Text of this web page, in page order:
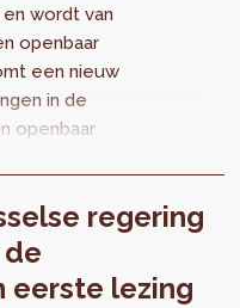
wordt van
openbaar
een nieuw
in de
openbaar
regering
eerste lezing